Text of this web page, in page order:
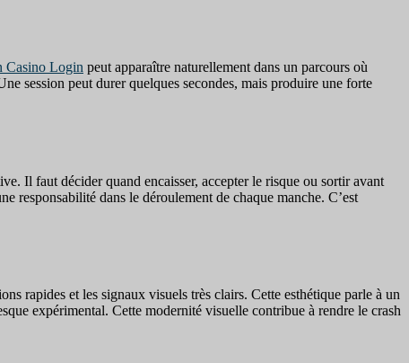
Casino Login peut apparaître naturellement dans un parcours où
session peut durer quelques secondes, mais produire une forte
Il faut décider quand encaisser, accepter le risque ou sortir avant
responsabilité dans le déroulement de chaque manche. C’est
rapides et les signaux visuels très clairs. Cette esthétique parle à un
expérimental. Cette modernité visuelle contribue à rendre le crash